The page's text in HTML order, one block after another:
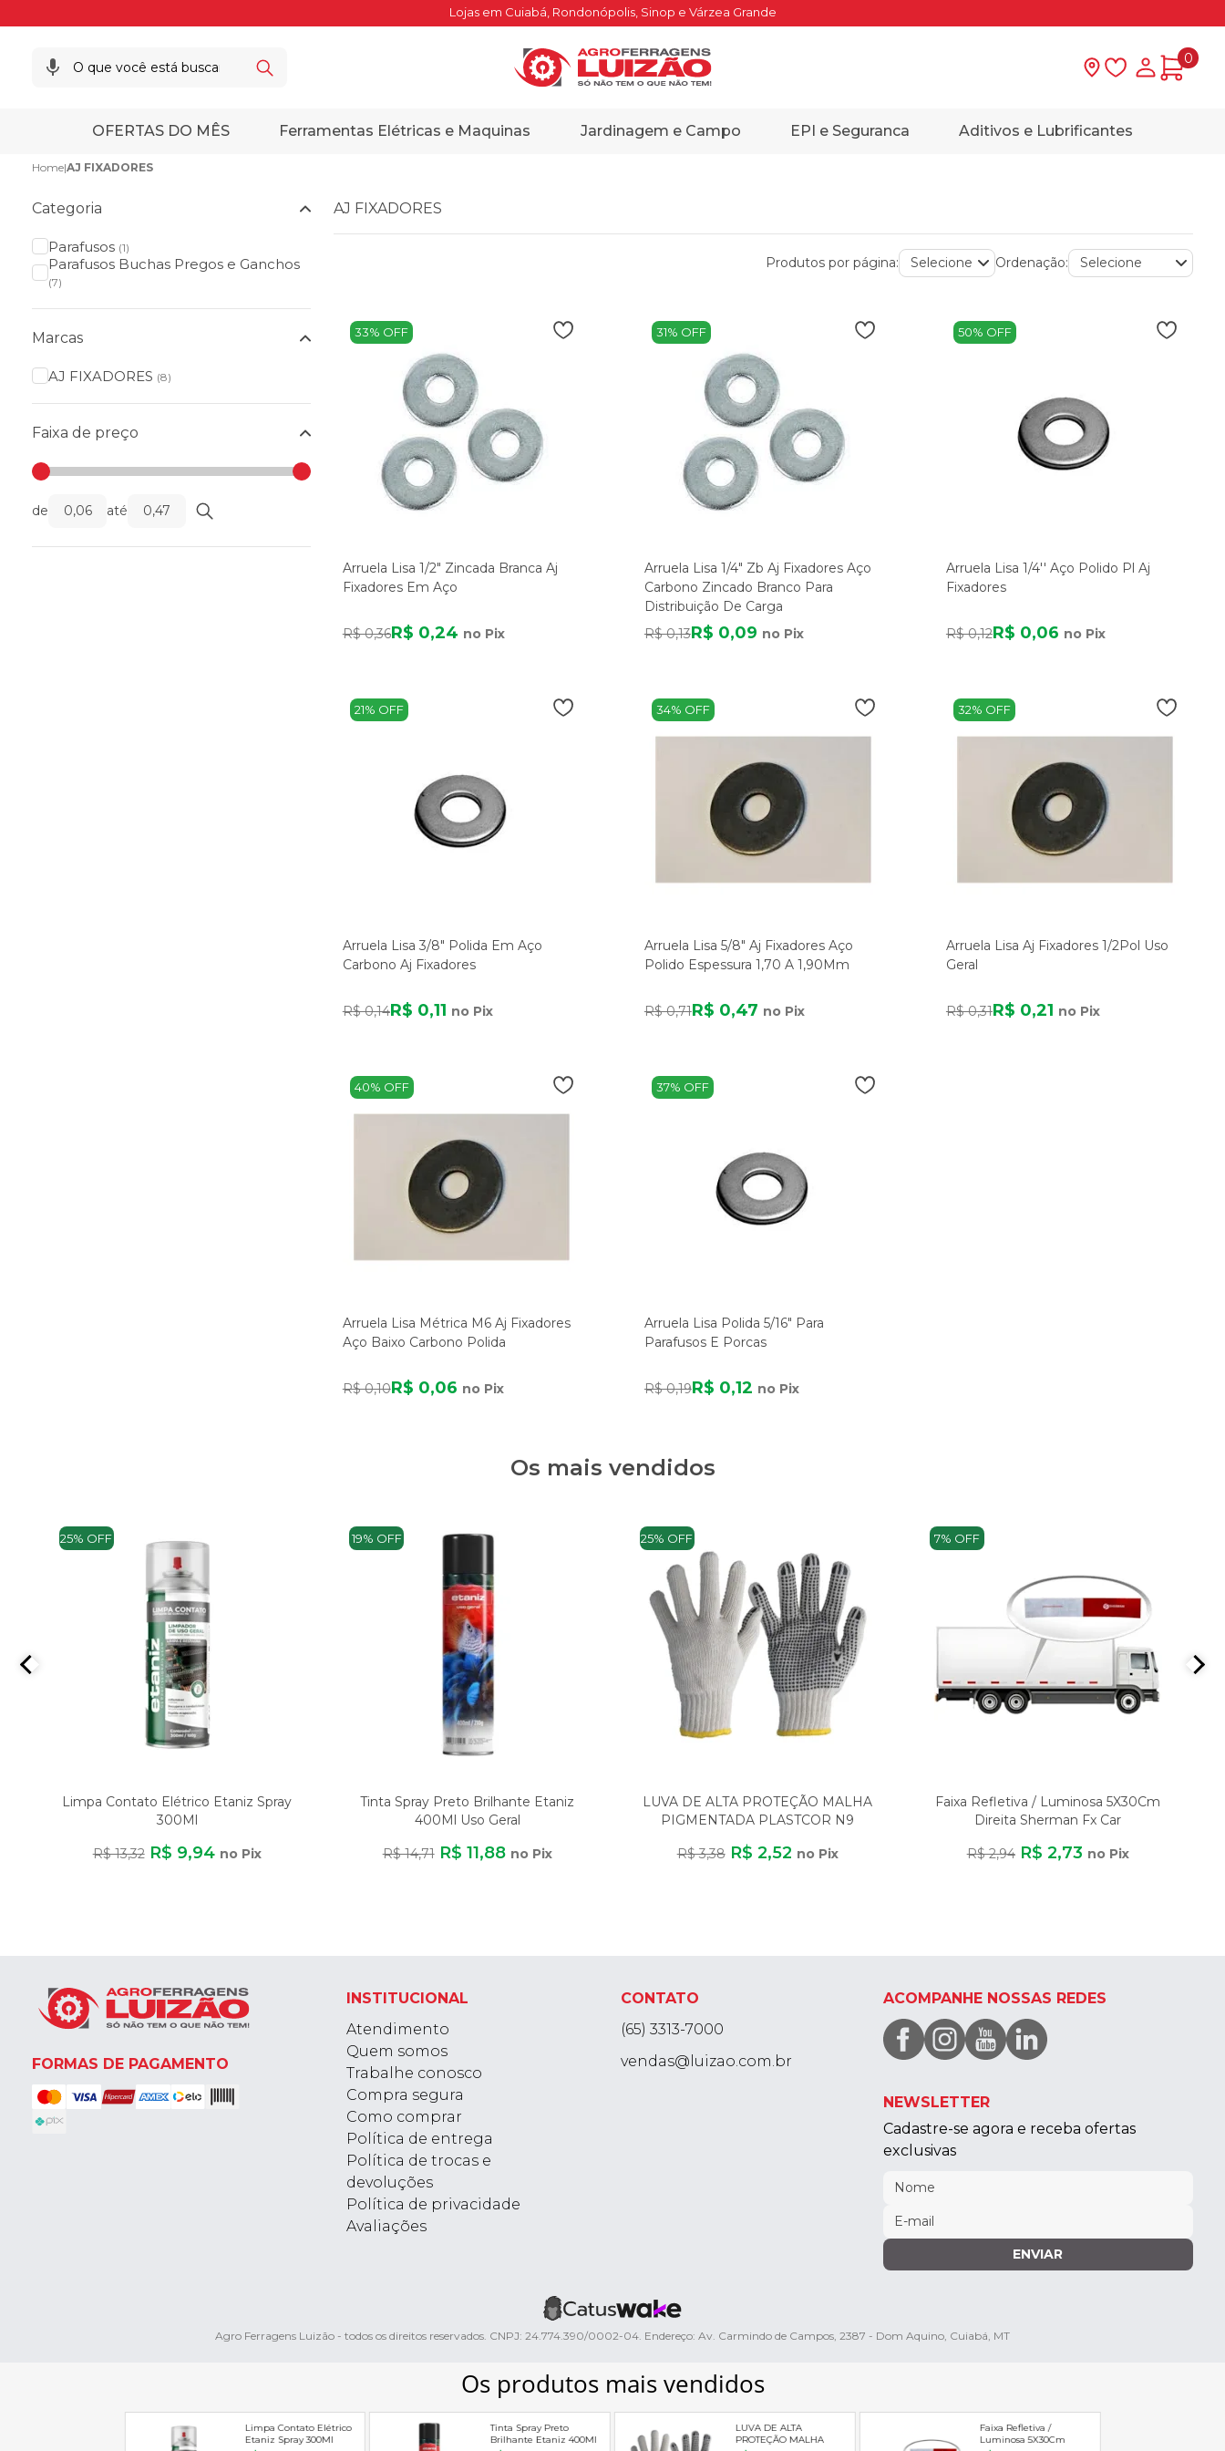
Lojas em Cuiabá, Rondonópolis, Sinop e Várzea Grande
Lista deMinha
0
OFERTAS DO MÊS Ferramentas Elétricas e Maquinas Jardinagem e Campo EPI e Seguranca Aditivos e Lubrificantes
Home|AJ FIXADORES
Categoria
Parafusos (1)
Parafusos Buchas Pregos e Ganchos
(7)
Marcas
AJ FIXADORES (8)
Faixa de preço
de até
AJ FIXADORES
Produtos por página: Ordenação:
33% OFF
Arruela Lisa 1/2" Zincada Branca Aj
Fixadores Em Aço
R$ 0,36R$ 0,24 no Pix
31% OFF
Arruela Lisa 1/4" Zb Aj Fixadores Aço
Carbono Zincado Branco Para
Distribuição De Carga
R$ 0,13R$ 0,09 no Pix
50% OFF
Arruela Lisa 1/4'' Aço Polido Pl Aj
Fixadores
R$ 0,12R$ 0,06 no Pix
21% OFF
Arruela Lisa 3/8" Polida Em Aço
Carbono Aj Fixadores
R$ 0,14R$ 0,11 no Pix
34% OFF
Arruela Lisa 5/8" Aj Fixadores Aço
Polido Espessura 1,70 A 1,90Mm
R$ 0,71R$ 0,47 no Pix
32% OFF
Arruela Lisa Aj Fixadores 1/2Pol Uso
Geral
R$ 0,31R$ 0,21 no Pix
40% OFF
Arruela Lisa Métrica M6 Aj Fixadores
Aço Baixo Carbono Polida
R$ 0,10R$ 0,06 no Pix
37% OFF
Arruela Lisa Polida 5/16" Para
Parafusos E Porcas
R$ 0,19R$ 0,12 no Pix
Os mais vendidos
25% OFF
Limpa Contato Elétrico Etaniz Spray
300Ml
R$ 13,32 R$ 9,94 no Pix
19% OFF
Tinta Spray Preto Brilhante Etaniz
400Ml Uso Geral
R$ 14,71 R$ 11,88 no Pix
25% OFF
LUVA DE ALTA PROTEÇÃO MALHA
PIGMENTADA PLASTCOR N9
R$ 3,38 R$ 2,52 no Pix
7% OFF
Faixa Refletiva / Luminosa 5X30Cm
Direita Sherman Fx Car
R$ 2,94 R$ 2,73 no Pix
FORMAS DE PAGAMENTO
INSTITUCIONAL
Atendimento
Quem somos
Trabalhe conosco
Compra segura
Como comprar
Política de entrega
Política de trocas e
devoluções
Política de privacidade
Avaliações
CONTATO
(65) 3313-7000
vendas@luizao.com.br
ACOMPANHE NOSSAS REDES
NEWSLETTER
Cadastre-se agora e receba ofertas
exclusivas
ENVIAR
Agro Ferragens Luizão - todos os direitos reservados. CNPJ: 24.774.390/0002-04. Endereço: Av. Carmindo de Campos, 2387 - Dom Aquino, Cuiabá, MT